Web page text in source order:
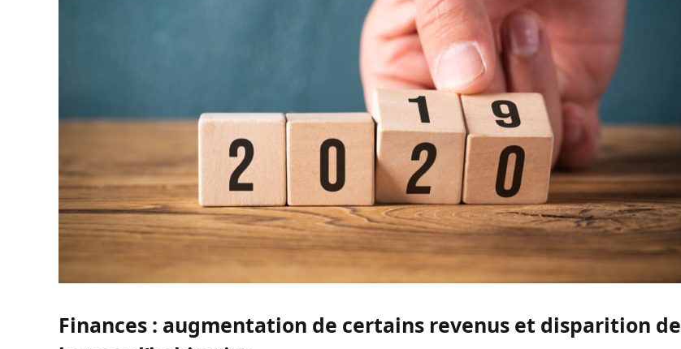
Finances : augmentation de certains revenus et disparition de